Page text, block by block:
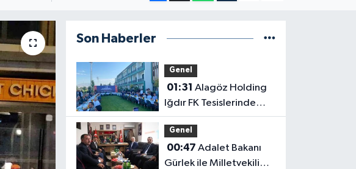
Son Haberler
Genel
01:31
Iğdır FK Tesislerinde
Kanaat Önderleriyle Bir
Araya Geldiler
Genel
00:47
Gürlek ile Milletvekili